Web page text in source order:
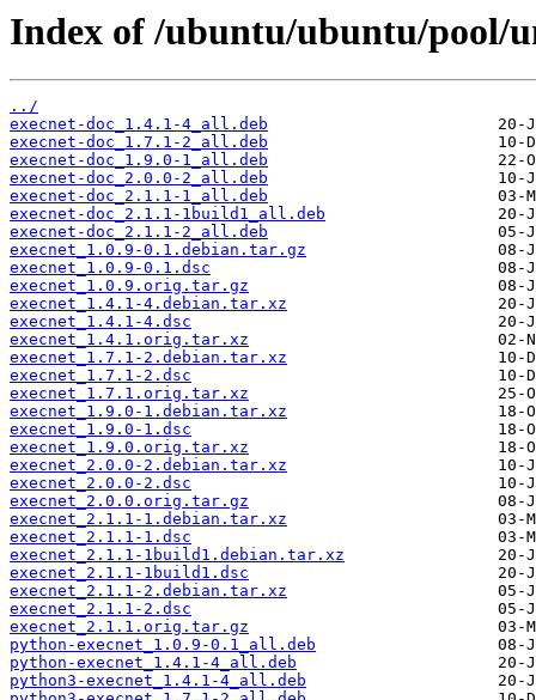
Index of /ubuntu/ubuntu/pool/
../
execnet-doc_1.4.1-4_all.deb
execnet-doc_1.7.1-2_all.deb
execnet-doc_1.9.0-1_all.deb
execnet-doc_2.0.0-2_all.deb
execnet-doc_2.1.1-1_all.deb
execnet-doc_2.1.1-1build1_all.deb
execnet-doc_2.1.1-2_all.deb
execnet_1.0.9-0.1.debian.tar.gz
execnet_1.0.9-0.1.dsc
execnet_1.0.9.orig.tar.gz
execnet_1.4.1-4.debian.tar.xz
execnet_1.4.1-4.dsc
execnet_1.4.1.orig.tar.xz
execnet_1.7.1-2.debian.tar.xz
execnet_1.7.1-2.dsc
execnet_1.7.1.orig.tar.xz
execnet_1.9.0-1.debian.tar.xz
execnet_1.9.0-1.dsc
execnet_1.9.0.orig.tar.xz
execnet_2.0.0-2.debian.tar.xz
execnet_2.0.0-2.dsc
execnet_2.0.0.orig.tar.gz
execnet_2.1.1-1.debian.tar.xz
execnet_2.1.1-1.dsc
execnet_2.1.1-1build1.debian.tar.xz
execnet_2.1.1-1build1.dsc
execnet_2.1.1-2.debian.tar.xz
execnet_2.1.1-2.dsc
execnet_2.1.1.orig.tar.gz
python-execnet_1.0.9-0.1_all.deb
python-execnet_1.4.1-4_all.deb
python3-execnet_1.4.1-4_all.deb